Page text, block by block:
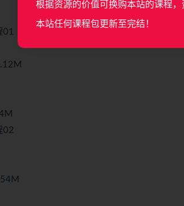
01
02
根据资源的价值可换购本站的课程，
本站任何课程包更新至完结！